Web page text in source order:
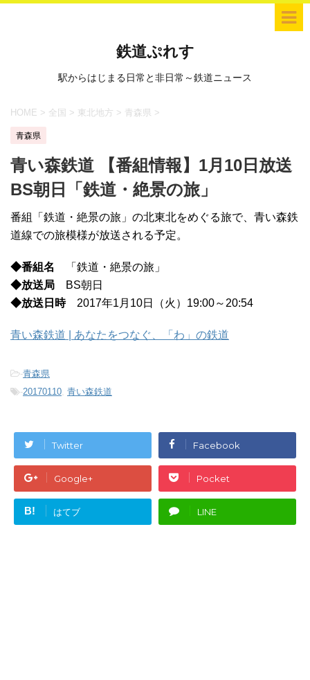
鉄道ぷれす
駅からはじまる日常と非日常～鉄道ニュース
HOME > 全国 > 東北地方 > 青森県 >
青森県
青い森鉄道 【番組情報】1月10日放送
BS朝日「鉄道・絶景の旅」
番組「鉄道・絶景の旅」の北東北をめぐる旅で、青い森鉄
道線での旅模様が放送される予定。
◆番組名
「鉄道・絶景の旅」
◆放送局 BS朝日
◆放送日時2017年1月10日（火）19:00～20:54
青い森鉄道 | あなたをつなぐ、「わ」の鉄道
-青森県
-20170110, 青い森鉄道
Twitter Facebook
Google+ Pocket
B! はてブ LINE